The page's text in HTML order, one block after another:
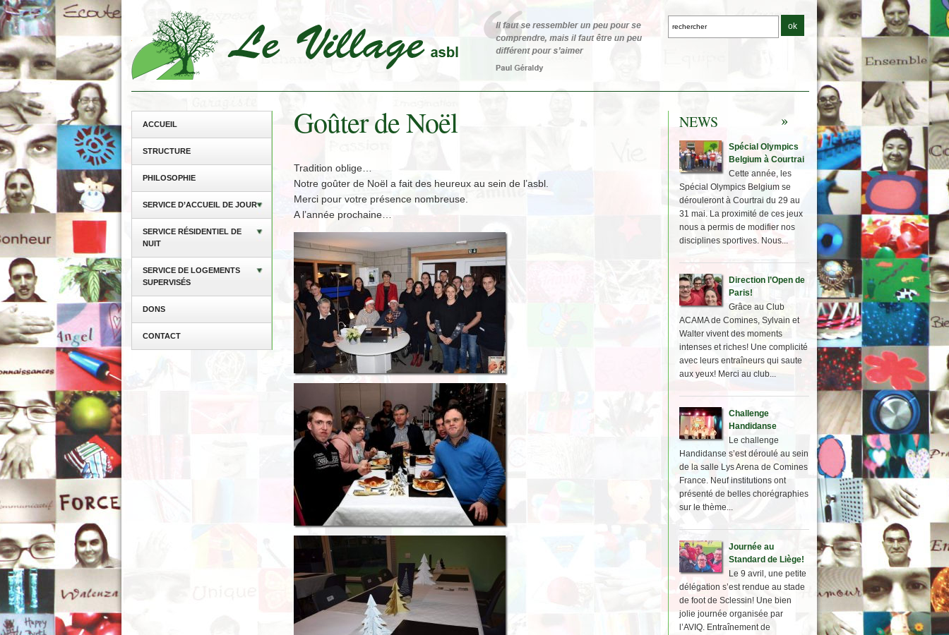
Goûter de Noël
ACCUEIL
STRUCTURE
PHILOSOPHIE
SERVICE D’ACCUEIL DE JOUR
SERVICE RÉSIDENTIEL DE
NUIT
SERVICE DE LOGEMENTS
SUPERVISÉS
DONS
CONTACT
Tradition oblige…
Notre goûter de Noël a fait des heureux au sein de l’asbl.
Merci pour votre présence nombreuse.
A l’année prochaine…
NEWS
Spécial Olympics
Belgium à Courtrai
Cette année, les
Spécial Olympics Belgium se
dérouleront à Courtrai du 29 au
31 mai. La proximité de ces jeux
nous a permis de modifier nos
disciplines sportives. Nous...
Direction l’Open de
Paris!
Grâce au Club
ACAMA de Comines, Sylvain et
Walter vivent des moments
intenses et riches! Une complicité
avec leurs entraîneurs qui saute
aux yeux! Merci au club...
Challenge
Handidanse
Le challenge
Handidanse s’est déroulé au sein
de la salle Lys Arena de Comines
France. Neuf institutions ont
présenté de belles chorégraphies
sur le thème...
Journée au
Standard de Liège!
Le 9 avril, une petite
délégation s’est rendue au stade
de foot de Sclessin! Une bien
jolie journée organisée par
l’AVIQ. Entraînement de